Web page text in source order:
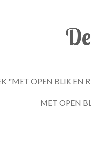
"MET OPEN BLIK EN
MET OPEN